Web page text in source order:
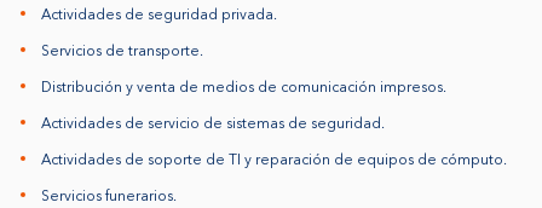
Actividades de seguridad privada.
Servicios de transporte.
Distribución y venta de medios de comunicación impresos.
Actividades de servicio de sistemas de seguridad.
Actividades de soporte de TI y reparación de equipos de cómputo.
Servicios funerarios.